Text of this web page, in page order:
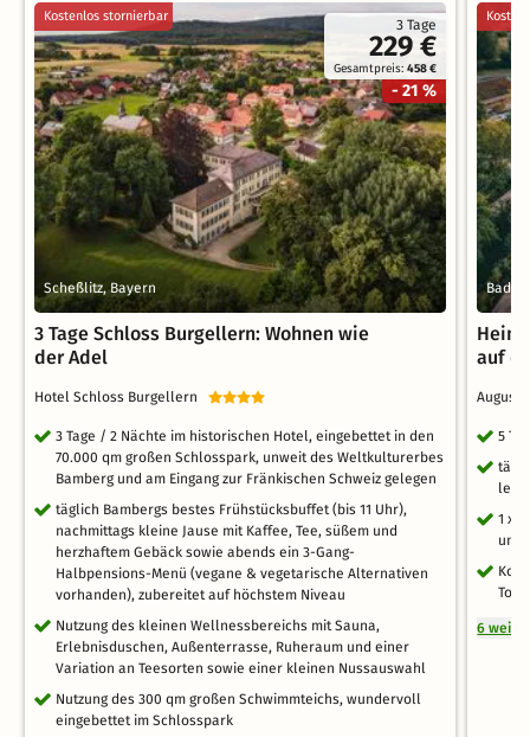
3 Tage
229 €
Gesamtpreis:458 €
- 21 %
Kostenlos stornierbar
Scheßlitz, Bayern
3 Tage Schloss Burgellern: Wohnen wie
der Adel
Hotel Schloss Burgellern
3 Tage / 2 Nächte im historischen Hotel, eingebettet in den
70.000 qm großen Schlosspark, unweit des Weltkulturerbes
Bamberg und am Eingang zur Fränkischen Schweiz gelegen
täglich Bambergs bestes Frühstücksbuffet (bis 11 Uhr),
nachmittags kleine Jause mit Kaffee, Tee, süßem und
herzhaftem Gebäck sowie abends ein 3-Gang-
Halbpensions-Menü (vegane & vegetarische Alternativen
vorhanden), zubereitet auf höchstem Niveau
Nutzung des kleinen Wellnessbereichs mit Sauna,
Erlebnisduschen, Außenterrasse, Ruheraum und einer
Variation an Teesorten sowie einer kleinen Nussauswahl
Nutzung des 300 qm großen Schwimmteichs, wundervoll
eingebettet im Schlosspark
Bad
auf
5
1 x
und
6